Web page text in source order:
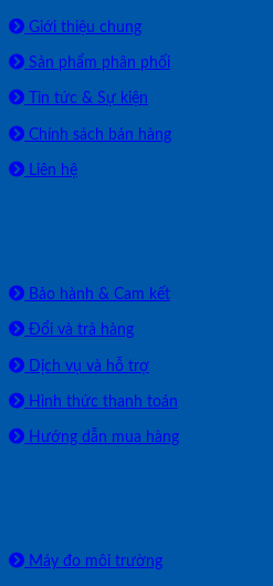
Giới thiệu chung
Sản phẩm phân phối
Tin tức & Sự kiện
Chính sách bán hàng
Liên hệ
Bảo hành & Cam kết
Đổi và trả hàng
Dịch vụ và hỗ trợ
Hình thức thanh toán
Hướng dẫn mua hàng
Máy đo môi trường